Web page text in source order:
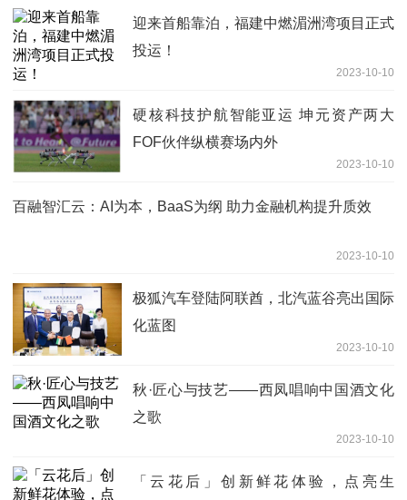
迎来首船靠泊，福建中燃湄洲湾项目正式
投运！
2023-10-10
硬核科技护航智能亚运 坤元资产两大
FOF伙伴纵横赛场内外
2023-10-10
百融智汇云：AI为本，BaaS为纲 助力金融机构提升质效
2023-10-10
极狐汽车登陆阿联酋，北汽蓝谷亮出国际
化蓝图
2023-10-10
秋·匠心与技艺——西凤唱响中国酒文化
之歌
2023-10-10
「云花后」创新鲜花体验，点亮生